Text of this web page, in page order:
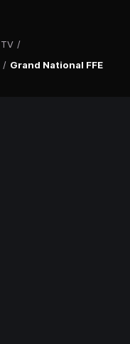
/
/ Grand National FFE